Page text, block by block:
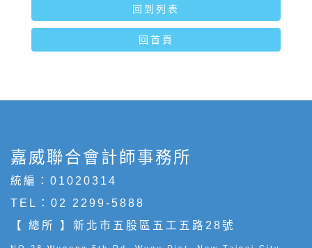
回到列表
回首頁
嘉威聯合會計師事務所
統編：01020314
TEL： 02 2299-5888
【 總所 】新北市五股區五工五路28號